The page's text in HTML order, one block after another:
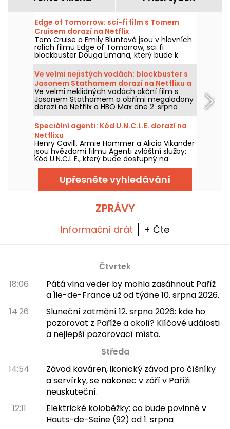
Edge of Tomorrow: sci-fi film s Tomem
Cruisem dorazí na Netflix
Tom Cruise a Emily Bluntová jsou v hlavních
rolích filmu Edge of Tomorrow, sci‑fi
blockbuster Douga Limana, který bude k
dispozici na Netflixu od 6. srpna 2026.
Ve velmi nejistých vodách: blockbuster s
Jasonem Stathamem dorazí na Netflixu a
HBO Max
Ve velmi neklidných vodách akční film s
Jasonem Stathamem a obřími megalodony
dorazí na Netflix a HBO Max dne 2. srpna
2026.
Speciální agenti: Kód U.N.C.L.E. dorazí na
Netflixu
Henry Cavill, Armie Hammer a Alicia Vikander
jsou hvězdami filmu Agenti zvláštní služby:
Kód U.N.C.L.E., který bude dostupný na
Netflixu od 6. srpna 2026.
Upřesněte vyhledávání
ZPRÁVY
Informační drát + Čte
Čtvrtek
18:06
Pátá vlna veder by mohla zasáhnout Paříž
a Île-de-France už od týdne 10. srpna 2026.
14:26
Sluneční zatmění 12. srpna 2026: kde ho
pozorovat z Paříže a okolí? Klíčové události
a nejlepší pozorovací místa.
Středa
14:54
Závod kaváren, ikonický závod pro číšníky
a servírky, se nakonec v září v Paříži
neuskuteční.
12:11
Elektrické koloběžky: co bude povinné v
Hauts-de-Seine (92) od 1. srpna